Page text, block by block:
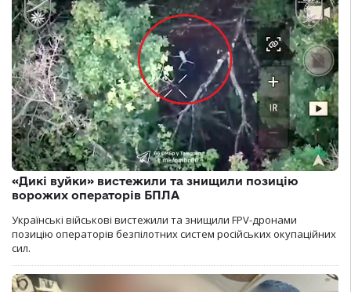
«Дикі вуйки» вистежили та знищили позицію
ворожих операторів БПЛА
Українські військові вистежили та знищили FPV-дронами
позицію операторів безпілотних систем російських окупаційних
сил.